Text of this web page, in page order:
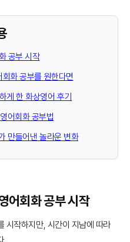
공부 시작
화 공부를 원한다면
한 화상영어 후기
어회화 공부법
만들어낸 놀라운 변화
어회화 공부 시작
시작하지만, 시간이 지남에 따라